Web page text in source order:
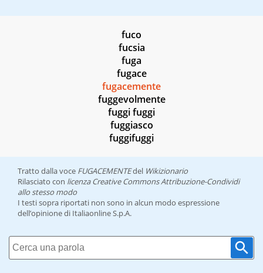
fuco
fucsia
fuga
fugace
fugacemente
fuggevolmente
fuggi fuggi
fuggiasco
fuggifuggi
Tratto dalla voce FUGACEMENTEdel Wikizionario
Rilasciato con licenza Creative Commons Attribuzione-Condividi
allo stesso modo
I testi sopra riportati non sono in alcun modo espressione
dell’opinione di Italiaonline S.p.A.